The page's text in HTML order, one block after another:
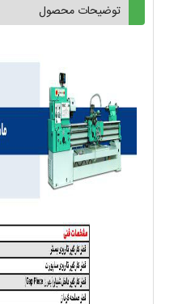
توضیحات محصول